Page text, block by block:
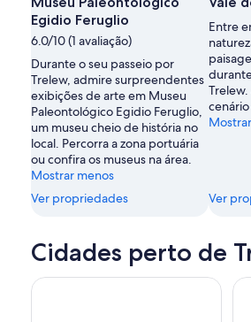
ago.
-
8
de
ago.
noite,
8
ago.
-
9
de
ago.
este
fim
semana,
7
de
ago.
-
9
de
ago.
Egidio Feruglio
6.0/10 (1 avaliação)
Durante o seu passeio por
Trelew, admire surpreendentes
exibições de arte em Museu
Paleontológico Egidio Feruglio,
um museu cheio de história no
local. Percorra a zona portuária
ou confira os museus na área.
Mostrar menos
Ver propriedades
Entre
Ver
Cidades perto de